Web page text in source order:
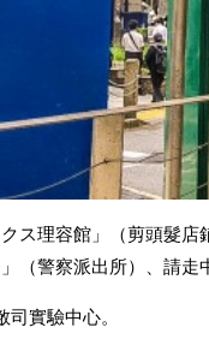
ス理容館」（剪頭髮店
（警察派出所）、請走
實驗中心。